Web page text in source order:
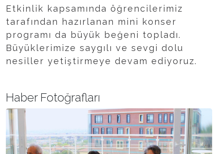
Etkinlik kapsamında öğrencilerimiz
tarafından hazırlanan mini konser
programı da büyük beğeni topladı.
Büyüklerimize saygılı ve sevgi dolu
nesiller yetiştirmeye devam ediyoruz.
Haber Fotoğrafları